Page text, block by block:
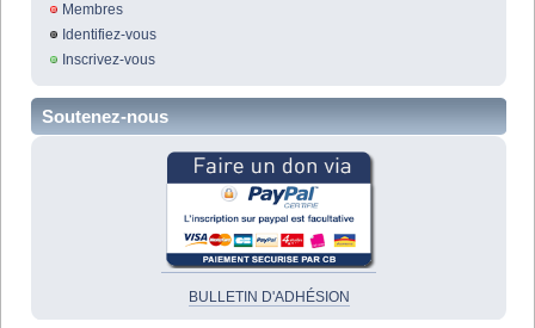
Membres
Identifiez-vous
Inscrivez-vous
Soutenez-nous
BULLETIN D'ADHÉSION